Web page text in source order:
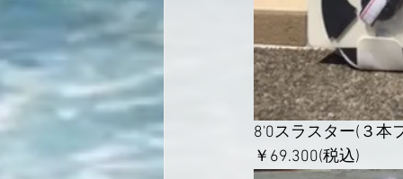
8'0スラスター(３本
￥69.300(税込)